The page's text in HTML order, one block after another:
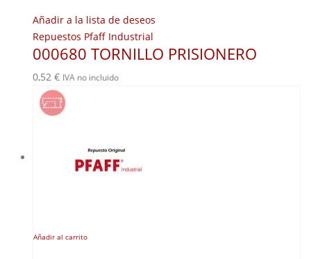
Añadir a la lista de deseos
Repuestos Pfaff Industrial
000680 TORNILLO PRISIONERO
0,52 € IVA no incluido
Añadir al carrito